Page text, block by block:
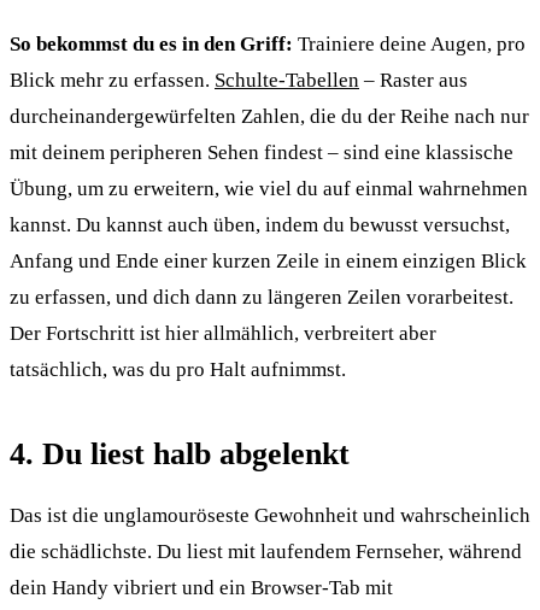
So bekommst du es in den Griff: Trainiere deine Augen, pro
Blick mehr zu erfassen. Schulte-Tabellen – Raster aus
durcheinandergewürfelten Zahlen, die du der Reihe nach nur
mit deinem peripheren Sehen findest – sind eine klassische
Übung, um zu erweitern, wie viel du auf einmal wahrnehmen
kannst. Du kannst auch üben, indem du bewusst versuchst,
Anfang und Ende einer kurzen Zeile in einem einzigen Blick
zu erfassen, und dich dann zu längeren Zeilen vorarbeitest.
Der Fortschritt ist hier allmählich, verbreitert aber
tatsächlich, was du pro Halt aufnimmst.
4. Du liest halb abgelenkt
Das ist die unglamouröseste Gewohnheit und wahrscheinlich
die schädlichste. Du liest mit laufendem Fernseher, während
dein Handy vibriert und ein Browser-Tab mit